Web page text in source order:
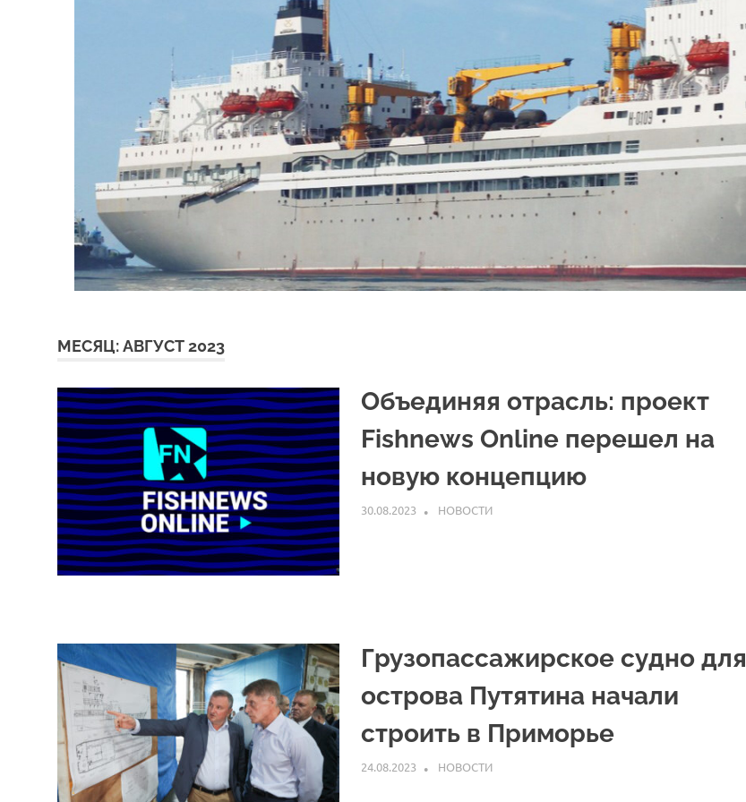
МЕСЯЦ:АВГУСТ 2023
Объединяя отрасль: проект
Fishnews Online перешел на
новую концепцию
30.08.2023 ARPP
НОВОСТИ
Грузопассажирское судно для
острова Путятина начали
строить в Приморье
24.08.2023 ARPP
НОВОСТИ